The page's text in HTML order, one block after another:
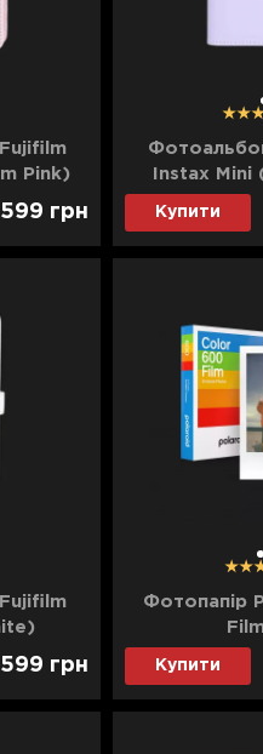
Pink)
599 грн
Instax Mini
Купити
599 грн
Фотопапір
Купити